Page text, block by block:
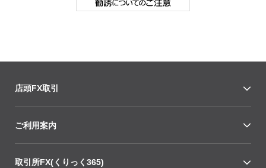
店頭FX取引
ご利用案内
取引所FX(くりっく365)